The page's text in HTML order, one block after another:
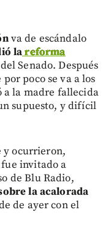
va de escándalo
lareforma
Senado. Después
poco se va a los
a la madre fallecida
supuesto, y difícil
y ocurrieron,
invitado a
de Blu Radio,
la acalorada
de ayer con el